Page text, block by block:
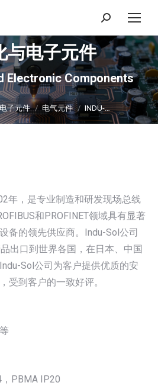
搜
索：
与电子元件
Electronic Components
你在这里：
子元件 电气元件 INDU-…
年，是专业制造和研发现场总线
和PROFINET领域具有显著
备的领先供应商。Indu-Sol公司
出口到世界各国，在日本、中国
Sol公司为客户提供优质的安
受到客户的一致好评。
PBMA IP20